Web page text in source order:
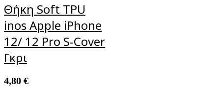
Θήκη Soft TPU
inos Apple iPhone
12/ 12 Pro S-Cover
Γκρι
4,80 €